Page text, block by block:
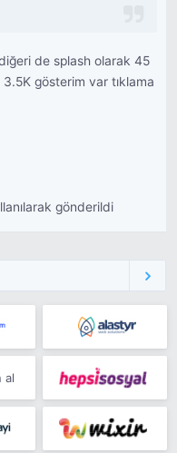
de splash olarak 45
gösterim var tıklama
gönderildi
al